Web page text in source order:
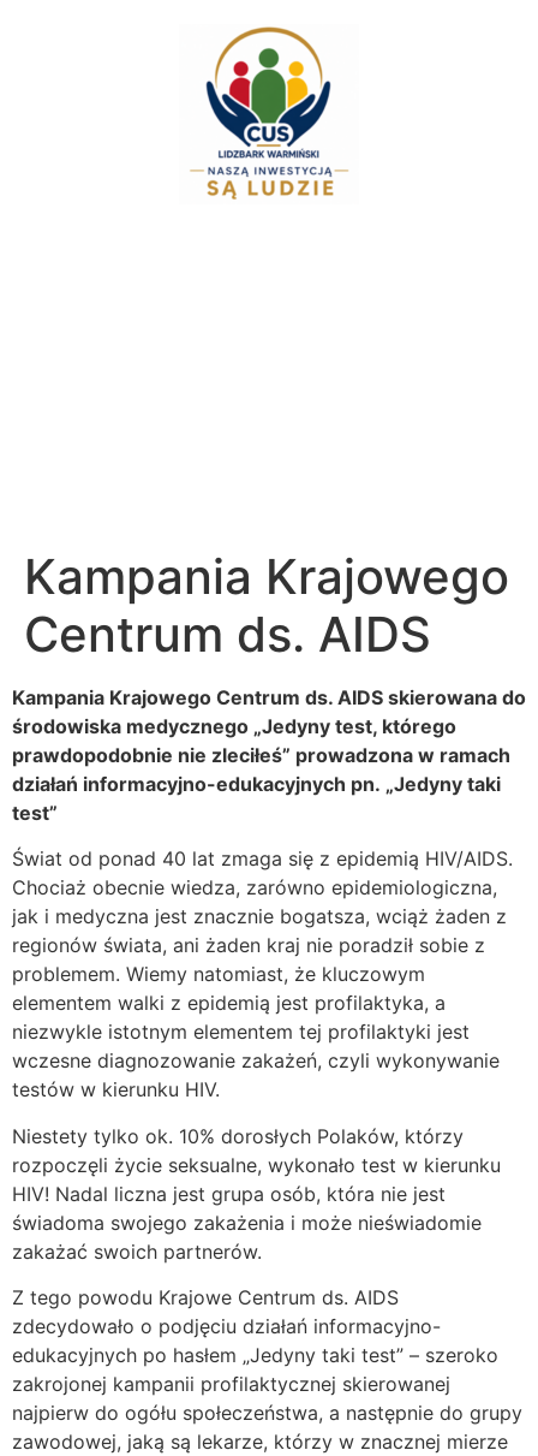
Kampania Krajowego
Centrum ds. AIDS
Kampania Krajowego Centrum ds. AIDS skierowana do
środowiska medycznego „Jedyny test, którego
prawdopodobnie nie zleciłeś” prowadzona w ramach
działań informacyjno-edukacyjnych pn. „Jedyny taki
test”
Świat od ponad 40 lat zmaga się z epidemią HIV/AIDS.
Chociaż obecnie wiedza, zarówno epidemiologiczna,
jak i medyczna jest znacznie bogatsza, wciąż żaden z
regionów świata, ani żaden kraj nie poradził sobie z
problemem. Wiemy natomiast, że kluczowym
elementem walki z epidemią jest profilaktyka, a
niezwykle istotnym elementem tej profilaktyki jest
wczesne diagnozowanie zakażeń, czyli wykonywanie
testów w kierunku HIV.
Niestety tylko ok. 10% dorosłych Polaków, którzy
rozpoczęli życie seksualne, wykonało test w kierunku
HIV! Nadal liczna jest grupa osób, która nie jest
świadoma swojego zakażenia i może nieświadomie
zakażać swoich partnerów.
Z tego powodu Krajowe Centrum ds. AIDS
zdecydowało o podjęciu działań informacyjno-
edukacyjnych po hasłem „Jedyny taki test” – szeroko
zakrojonej kampanii profilaktycznej skierowanej
najpierw do ogółu społeczeństwa, a następnie do grupy
zawodowej, jaką są lekarze, którzy w znacznej mierze